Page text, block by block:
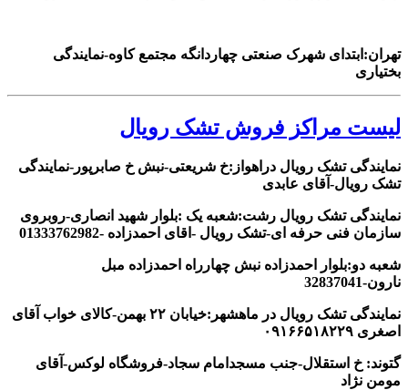
تهران:ابتدای شهرک صنعتی چهاردانگه مجتمع کاوه-نمایندگی
بختیاری
لیست مراکز فروش تشک رویال
نمایندگی تشک رویال دراهواز:خ شریعتی-نبش خ صابرپور-نمایندگی
تشک رویال-آقای عابدی
نمایندگی تشک رویال رشت:شعبه یک :بلوار شهید انصاری-روبروی
سازمان فنی حرفه ای-تشک رویال -اقای احمدزاده -01333762982
شعبه دو:بلوار احمدزاده نبش چهارراه احمدزاده مبل
نارون-32837041
نمایندگی تشک رویال در ماهشهر:خیابان ۲۲ بهمن-کالای خواب آقای
اصغری ۰۹۱۶۶۵۱۸۲۲۹
گتوند: خ استقلال-جنب مسجدامام سجاد-فروشگاه لوکس-آقای
مومن نژاد